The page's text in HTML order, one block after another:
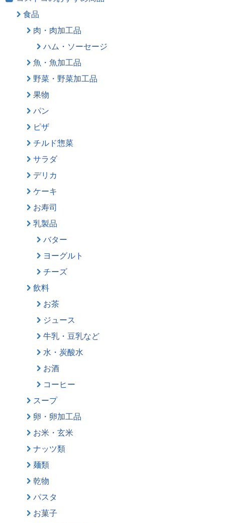
食品
肉・肉加工品
ハム・ソーセージ
魚・魚加工品
野菜・野菜加工品
果物
パン
ピザ
チルド惣菜
サラダ
デリカ
ケーキ
お寿司
乳製品
バター
ヨーグルト
チーズ
飲料
お茶
ジュース
牛乳・豆乳など
水・炭酸水
お酒
コーヒー
スープ
卵・卵加工品
お米・玄米
ナッツ類
麺類
乾物
パスタ
お菓子